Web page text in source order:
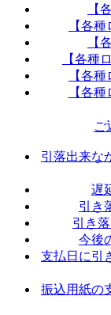
【
【各
【
【各種
【各
【各
ご
引落出来な
遅
引き
引き
今後
支払日に引
振込用紙の